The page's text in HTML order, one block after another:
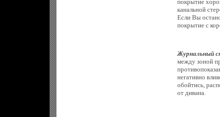
покрытие
канальной
Если Вы
покрытие с
Журнальный
между зоной
негативно
обойтись,
от дивана.